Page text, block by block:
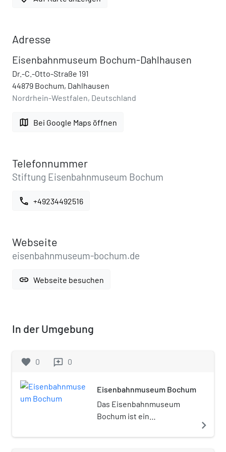
Adresse
Eisenbahnmuseum Bochum-Dahlhausen
Dr.-C.-Otto-Straße 191
44879 Bochum, Dahlhausen
Nordrhein-Westfalen, Deutschland
map Bei Google Maps öffnen
Telefonnummer
Stiftung Eisenbahnmuseum Bochum
call +49234492516
Webseite
eisenbahnmuseum-bochum.de
link Webseite besuchen
In der Umgebung
favorite 0 reviews 0
Eisenbahnmuseum Bochum
Das Eisenbahnmuseum
Bochum ist ein
Südwesten von Bochum, das
navigate_next